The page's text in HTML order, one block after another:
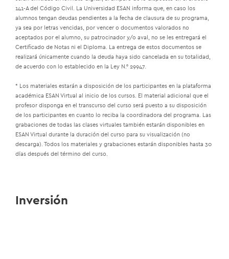
141-A del Código Civil. La Universidad ESAN informa que, en caso los
alumnos tengan deudas pendientes a la fecha de clausura de su programa,
ya sea por letras vencidas, por vencer o documentos valorados no
aceptados por el alumno, su patrocinador y/o aval, no se les entregará el
Certificado de Notas ni el Diploma. La entrega de estos documentos se
realizará únicamente cuando la deuda haya sido cancelada en su totalidad,
de acuerdo con lo establecido en la Ley N.° 29947.
* Los materiales estarán a disposición de los participantes en la plataforma
académica ESAN Virtual al inicio de los cursos. El material adicional que el
profesor disponga en el transcurso del curso será puesto a su disposición
de los participantes en cuanto lo reciba la coordinadora del programa. Las
grabaciones de todas las clases virtuales también estarán disponibles en
ESAN Virtual durante la duración del curso para su visualización (no
descarga). Todos los materiales y grabaciones estarán disponibles hasta 30
días después del término del curso.
Inversión